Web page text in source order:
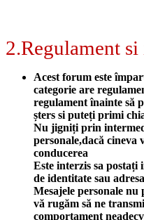
2.Regulament
Acest forum este
categorie are
regulament înainte să
șters si puteți primi
Nu jigniți prin
personale,dacă cineva
conducerea
Este interzis sa
de identitate sau
Mesajele personale nu
vă rugăm să ne
comportament